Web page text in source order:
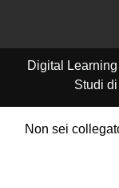
Digital
Studi
Non sei